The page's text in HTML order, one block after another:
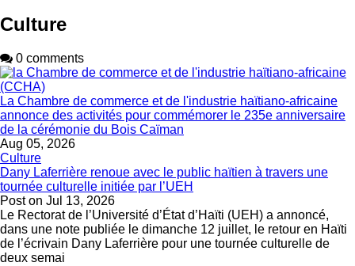
Culture
0 comments
La Chambre de commerce et de l'industrie haïtiano-africaine
annonce des activités pour commémorer le 235e anniversaire
de la cérémonie du Bois Caïman
Aug 05, 2026
Culture
Dany Laferrière renoue avec le public haïtien à travers une
tournée culturelle initiée par l’UEH
Post on Jul 13, 2026
Le Rectorat de l’Université d’État d’Haïti (UEH) a annoncé,
dans une note publiée le dimanche 12 juillet, le retour en Haïti
de l’écrivain Dany Laferrière pour une tournée culturelle de
deux semai